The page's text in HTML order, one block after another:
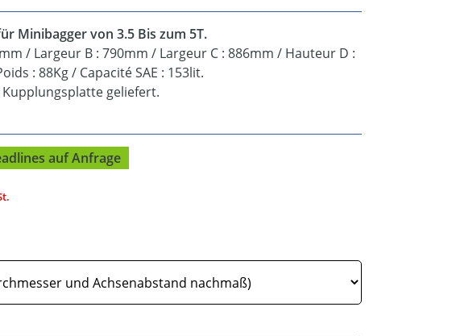
Minibagger von 3.5 Bis zum 5T.
/ Largeur B : 790mm / Largeur C : 886mm / Hauteur D :
: 88Kg / Capacité SAE : 153lit.
geliefert.
auf Anfrage